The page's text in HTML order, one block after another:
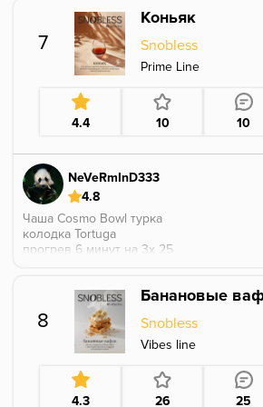
приятная и интересная. Сладости не
терпкости.
Курилось комфортно, аромка держалась
победного. За час интенсивного
не превратился в сухарь, мог еще.
уникальный вкус, заслуживает
любителей кислого.
7
Коньяк
Snobless
Prime Line
4.4 10 10
NeVeRmInD333
4.8
Чаша Cosmo Bowl турка
колодка Tortuga
прогрев 6 минут на 3х 25
10 мин - аромка стала еще более
конца не мог понять, почему из банки
запах Арарата, а на вкус это что - то
и не сухое
20 мин - уже начали проглядываться
шоколада, и аромка стала поярче
40 мин - уже хотелось чего то докинуть
интерес потихоньку уходил
8
Банановые
Snobless
Vibes line
4.3 26 25